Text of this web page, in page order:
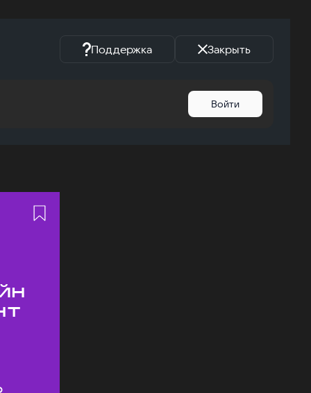
Поддержка Закрыть
Войти